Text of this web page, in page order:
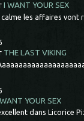
I WANT YOUR SEX
les affaires vont
THE LAST VIKING
YOUR SEX
dans Licorice